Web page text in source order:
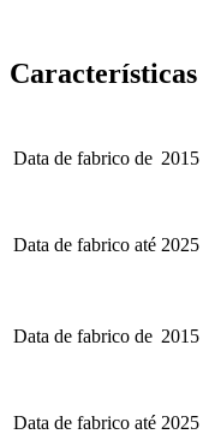
Características
Data de fabrico de 2015
Data de fabrico até 2025
Data de fabrico de 2015
Data de fabrico até 2025